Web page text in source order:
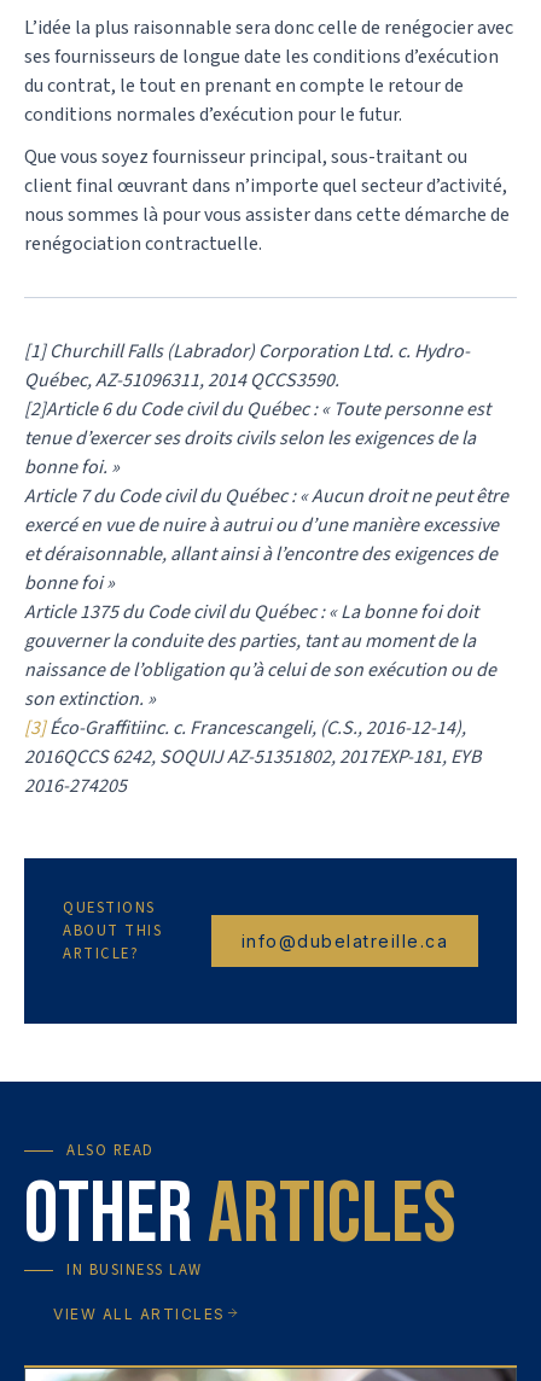
L’idée la plus raisonnable sera donc celle de renégocier avec
ses fournisseurs de longue date les conditions d’exécution
du contrat, le tout en prenant en compte le retour de
conditions normales d’exécution pour le futur.
Que vous soyez fournisseur principal, sous-traitant ou
client final œuvrant dans n’importe quel secteur d’activité,
nous sommes là pour vous assister dans cette démarche de
renégociation contractuelle.
[1] Churchill Falls (Labrador) Corporation Ltd. c. Hydro-
Québec, AZ-51096311, 2014 QCCS3590.
[2]Article 6 du Code civil du Québec : « Toute personne est
tenue d’exercer ses droits civils selon les exigences de la
bonne foi. »
Article 7 du Code civil du Québec : « Aucun droit ne peut être
exercé en vue de nuire à autrui ou d’une manière excessive
et déraisonnable, allant ainsi à l’encontre des exigences de
bonne foi »
Article 1375 du Code civil du Québec : « La bonne foi doit
gouverner la conduite des parties, tant au moment de la
naissance de l’obligation qu’à celui de son exécution ou de
son extinction. »
[3]Éco-Graffitiinc. c. Francescangeli, (C.S., 2016-12-14),
2016QCCS 6242, SOQUIJ AZ-51351802, 2017EXP-181, EYB
2016-274205
QUESTIONS
ABOUT THIS
ARTICLE?
info@dubelatreille.ca
ALSO READ
Otherarticles
IN BUSINESS LAW
VIEW ALL ARTICLES